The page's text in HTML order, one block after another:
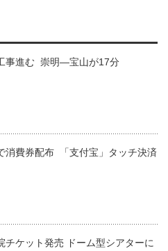
事進む 崇明―宝山が17分
消費券配布 「支付宝」タッチ決済
チケット発売 ドーム型シアターに